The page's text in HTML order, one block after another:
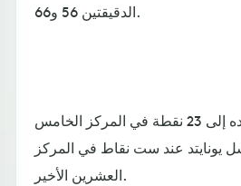
الدقيقتين 56 و66.
ورفع أرسنال رصيده إلى 23 نقطة في المركز الخامس
يونايتد عند ست نقاط في المركز
العشرين الأخير.